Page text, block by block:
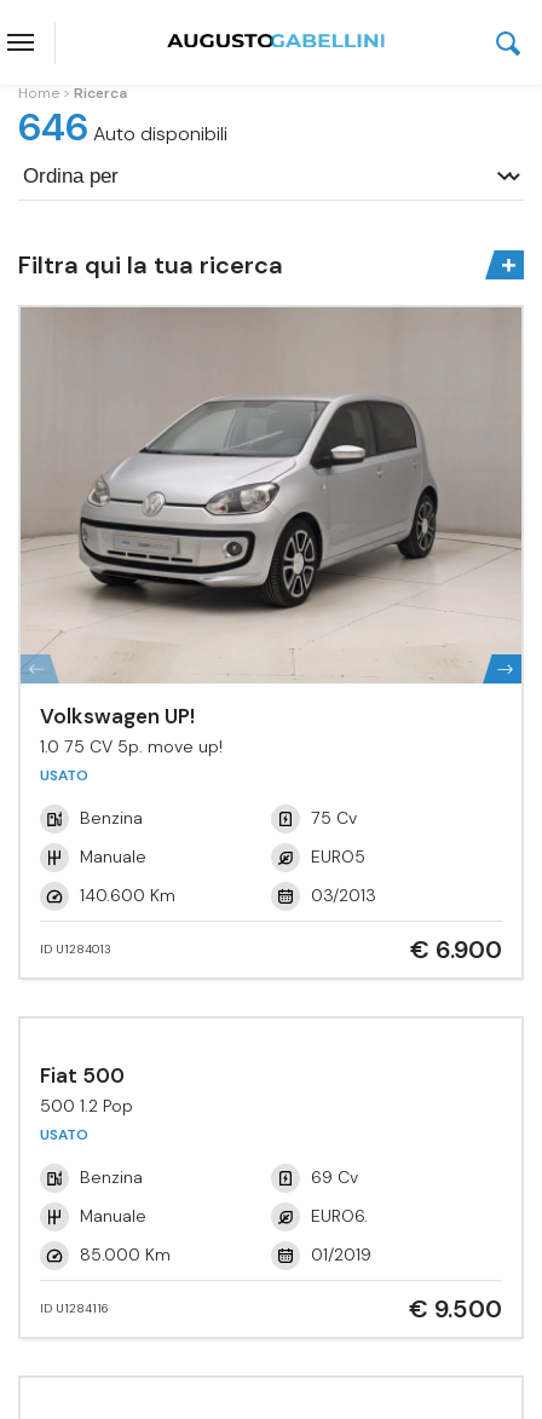
Home Ricerca
646 Auto disponibili
Filtra qui la tua ricerca
Volkswagen UP!
1.0 75 CV 5p. move up!
USATO
Benzina
75 Cv
Manuale
EURO5
140.600 Km
03/2013
ID U1284013 € 6.900
Fiat 500
500 1.2 Pop
USATO
Benzina
69 Cv
Manuale
EURO6.
85.000 Km
01/2019
ID U1284116 € 9.500